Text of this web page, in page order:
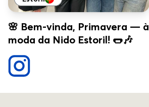
🌸 Bem-vinda, Primavera — à
moda da Nido Estoril! 🌭🎶